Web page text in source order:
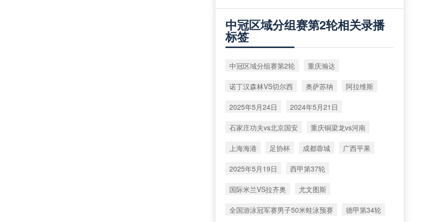
中冠区域分组赛第2轮相关录播
标签
中冠区域分组赛第2轮 重庆瀚达
诺丁汉森林VS切尔西 奥萨苏纳 阿拉维斯
2025年5月24日 2024年5月21日
石家庄功夫vs北京国安 重庆铜梁龙vs河南
上海海港 足协杯 成都蓉城 广西平果
2025年5月19日 西甲第37轮
国际米兰VS拉齐奥 尤文图斯
全国游泳冠军赛男子50米蛙泳预赛 德甲第34轮